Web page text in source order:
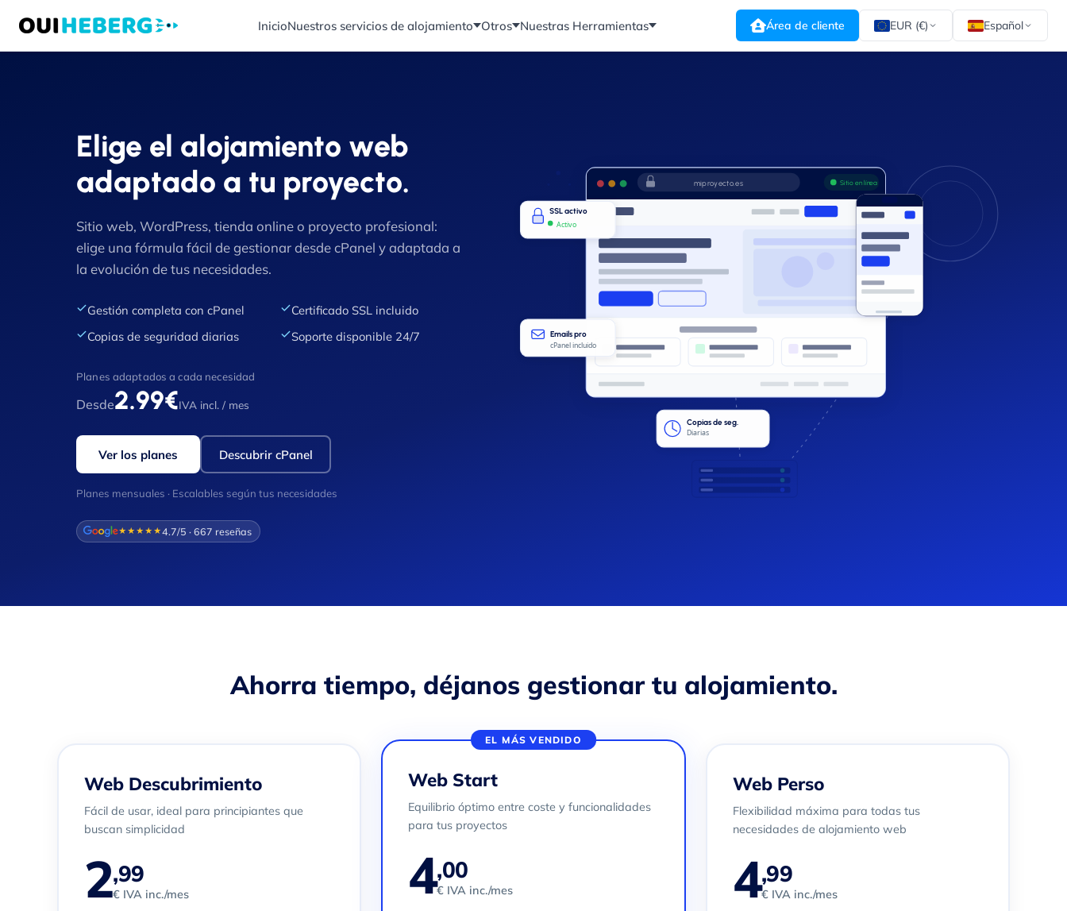
InicioNuestros servicios de alojamiento Otros Nuestras Herramientas Área de cliente EUR (€) Español
Elige el alojamiento web
adaptado a tu proyecto.
Sitio web, WordPress, tienda online o proyecto profesional:
elige una fórmula fácil de gestionar desde cPanel y adaptada a
la evolución de tus necesidades.
Gestión completa con cPanel
Certificado SSL incluido
Copias de seguridad diarias
Soporte disponible 24/7
Planes adaptados a cada necesidad
Desde2.99€IVA incl. / mes
Ver los planes Descubrir cPanel
Planes mensuales · Escalables según tus necesidades
★★★★★4.7/5 · 667 reseñas
miproyecto.es Sitio en línea
SSL activo
Activo
Emails pro
cPanel incluido
Copias de seg.
Diarias
Ahorra tiempo, déjanos gestionar tu alojamiento.
Web Descubrimiento
Fácil de usar, ideal para principiantes que
buscan simplicidad
2,99
€ IVA inc./mes
EL MÁS VENDIDO
Web Start
Equilibrio óptimo entre coste y funcionalidades
para tus proyectos
4,00
€ IVA inc./mes
Web Perso
Flexibilidad máxima para todas tus
necesidades de alojamiento web
4,99
€ IVA inc./mes